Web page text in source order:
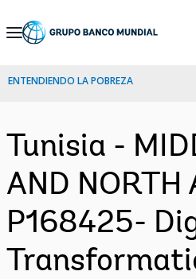
Skip
Navigation
ENTENDIENDO LA POBREZA
Tunisia -
AND NORTH
P168425-